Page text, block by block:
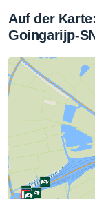
Auf der
Goingarijp-